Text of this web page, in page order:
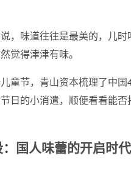
，味道往往是最美的，儿
觉得津津有味。
童节，青山资本梳理了中
日的小消遣，顺便看看能
国人味蕾的开启时代